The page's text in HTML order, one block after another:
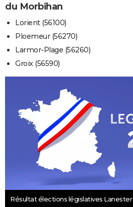
du Morbihan
Lorient (56100)
Ploemeur (56270)
Larmor-Plage (56260)
Groix (56590)
Résultat élections législatives Lanester